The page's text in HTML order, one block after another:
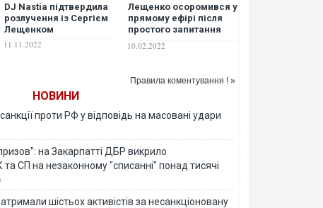
DJ Nastia підтвердила
розлучення із Сергієм
Лещенком
11.11.2022
Лещенко осоромився у
прямому ефірі після
простого запитання
ВІДЕО
10.02.2022
Правила коментування ! »
НОВИНИ
проти РФ у відповідь на масовані удари
на Закарпатті ДБР викрило
та СП на незаконному "списанні" понад тисячі
шістьох активістів за несанкціоновану